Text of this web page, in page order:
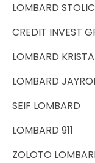
LOMBARD
CREDIT INVEST
LOMBARD
LOMBARD
SEIF LOMBARD
LOMBARD 911
ZOLOTO